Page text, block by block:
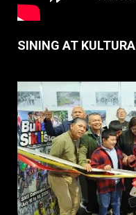
SINING AT KULTURA